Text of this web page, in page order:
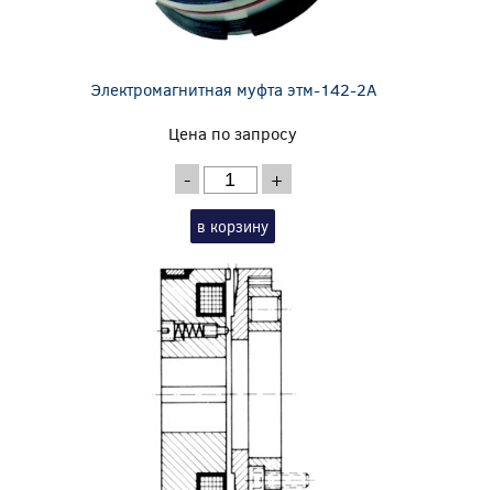
Электромагнитная муфта этм-142-2А
Цена по запросу
- +
в корзину